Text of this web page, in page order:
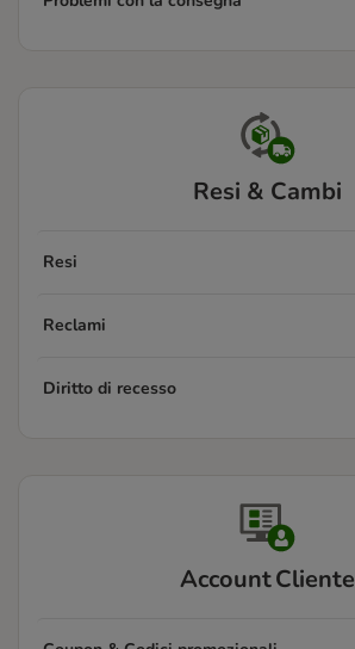
Resi & Cambi
Resi
Reclami
Diritto di recesso
Account Cliente